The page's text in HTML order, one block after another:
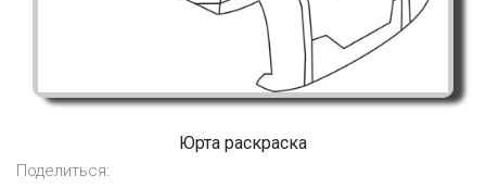
Юрта раскраска
Поделиться: